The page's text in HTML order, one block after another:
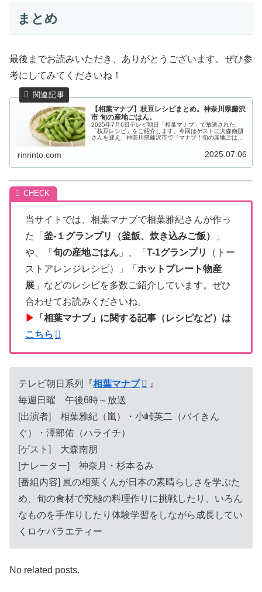
まとめ
最後までお読みいただき、ありがとうございます。ぜひ参
考にしてみてくださいね！
【相葉マナブ】枝豆レシピまとめ。神奈川県藤沢
市 旬の産地ごはん。
2025年7月6日テレビ朝日「相葉マナブ」で放送された、
「枝豆レシピ」をご紹介します。今回はゲストに大森南朋
さんを迎え、神奈川県藤沢市で『マナブ！旬の産地ごはん
rinrinto.com 2025.07.06
当サイトでは、相葉マナブで相葉雅紀さんが作っ
た「 釜-１グランプリ（釜飯、炊き込みご飯）
」
や、「 旬の産地ごはん 」、「 T-1グランプリ
（トー
ストアレンジレシピ）」「 ホットプレート物産
展 」などのレシピを多数ご紹介しています。ぜひ
合わせてお読みくださいね。
▶
「相葉マナブ」に関する記事（レシピなど）は
こちら
テレビ朝日系列『相葉マナブ
』
毎週日曜 午後6時～放送
[出演者] 相葉雅紀（嵐）・小峠英二（バイきん
ぐ）・澤部佑（ハライチ）
[ゲスト] 大森南朋
[ナレーター] 神奈月・杉本るみ
[番組内容] 嵐の相葉くんが日本の素晴らしさを学ぶた
め、旬の食材で究極の料理作りに挑戦したり、いろん
なものを手作りしたり体験学習をしながら成長してい
くロケバラエティー
No related posts.